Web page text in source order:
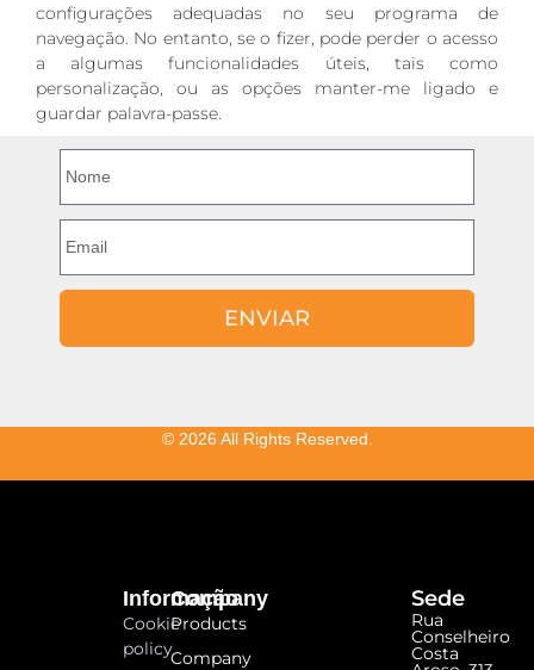
configurações adequadas no seu programa de
navegação. No entanto, se o fizer, pode perder o acesso
a algumas funcionalidades úteis, tais como
personalização, ou as opções manter-me ligado e
guardar palavra-passe.
ENVIAR
© 2026 All Rights Reserved.
Company
Products
Company
Informação
Cookie
policy
Sede
Rua
Conselheiro
Costa